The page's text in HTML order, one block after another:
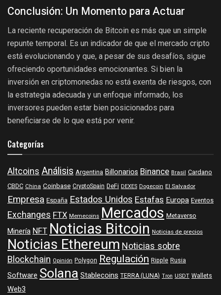
Conclusión: Un Momento para Actuar
La reciente recuperación de Bitcoin es más que un simple
repunte temporal. Es un indicador de que el mercado cripto
está evolucionando y que, a pesar de sus desafíos, sigue
ofreciendo oportunidades emocionantes. Si bien la
inversión en criptomonedas no está exenta de riesgos, con
la estrategia adecuada y un enfoque informado, los
inversores pueden estar bien posicionados para
beneficiarse de lo que está por venir.
Categorías
Altcoins Análisis Argentina Billonarios Binance Brasil Cardano
CBDC China Coinbase CryptoSpain DeFi DEXES Dogecoin El Salvador
Empresa España Estados Unidos Estafas Europa Eventos
Exchanges FTX Memecoins Mercados Metaverso
Minería NFTNoticias Bitcoin Noticias de precios
Noticias EthereumNoticias sobre
Blockchain Opinión Polygon Regulación Ripple Rusia
Software Solana Stablecoins TERRA (LUNA) Tron USDT Wallets
Web3